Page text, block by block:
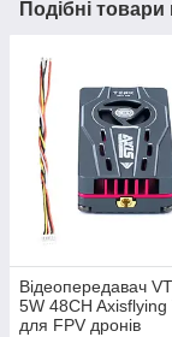
Подібні товари
Відеопередавач
5W 48CH Axisflying
для FPV дронів